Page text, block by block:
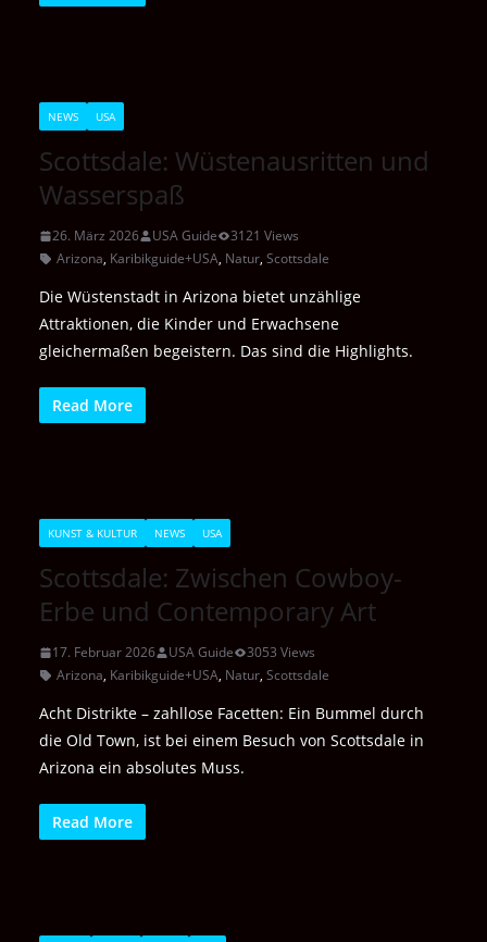
NEWS USA
Scottsdale: Wüstenausritten und
Wasserspaß
26. März 2026 USA Guide
3121 Views
Arizona, Karibikguide+USA, Natur, Scottsdale
Die Wüstenstadt in Arizona bietet unzählige
Attraktionen, die Kinder und Erwachsene
gleichermaßen begeistern. Das sind die Highlights.
Read More
KUNST & KULTUR NEWS USA
Scottsdale: Zwischen Cowboy-
Erbe und Contemporary Art
17. Februar 2026 USA Guide
3053 Views
Arizona, Karibikguide+USA, Natur, Scottsdale
Acht Distrikte – zahllose Facetten: Ein Bummel durch
die Old Town, ist bei einem Besuch von Scottsdale in
Arizona ein absolutes Muss.
Read More